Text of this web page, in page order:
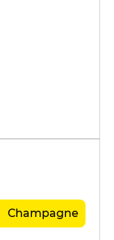
Champagne